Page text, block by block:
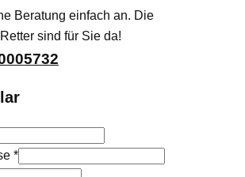
Beratung einfach an. Die
sind für Sie da!
*